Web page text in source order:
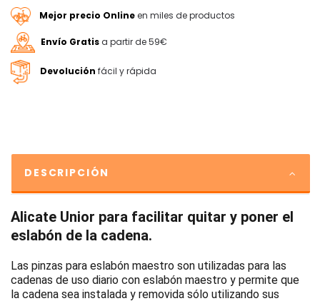
Mejor precio Onlineen miles de productos
Envío Gratisa partir de 59€
Devolución fácil y rápida
DESCRIPCIÓN
Alicate Unior para facilitar quitar y poner el
eslabón de la cadena.
Las pinzas para eslabón maestro son utilizadas para las
cadenas de uso diario con eslabón maestro y permite que
la cadena sea instalada y removida sólo utilizando sus